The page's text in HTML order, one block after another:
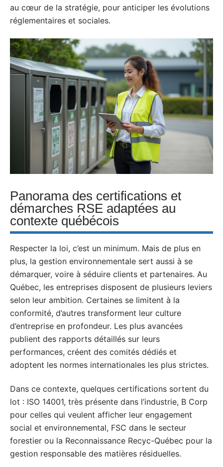
au cœur de la stratégie, pour anticiper les évolutions
réglementaires et sociales.
Panorama des certifications et
démarches RSE adaptées au
contexte québécois
Respecter la loi, c’est un minimum. Mais de plus en
plus, la gestion environnementale sert aussi à se
démarquer, voire à séduire clients et partenaires. Au
Québec, les entreprises disposent de plusieurs leviers
selon leur ambition. Certaines se limitent à la
conformité, d’autres transforment leur culture
d’entreprise en profondeur. Les plus avancées
publient des rapports détaillés sur leurs
performances, créent des comités dédiés et
adoptent les normes internationales les plus strictes.
Dans ce contexte, quelques certifications sortent du
lot : ISO 14001, très présente dans l’industrie, B Corp
pour celles qui veulent afficher leur engagement
social et environnemental, FSC dans le secteur
forestier ou la Reconnaissance Recyc-Québec pour la
gestion responsable des matières résiduelles.